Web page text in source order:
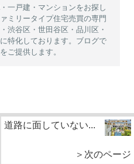
一戸建・マンションをお探し
ミリータイプ住宅売買の専門
渋谷区・世田谷区・品川区・
特化しております。ブログで
ご提供します。
道路に面していない...
＞次のページ